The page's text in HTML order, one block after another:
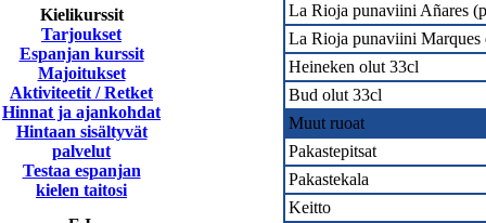
Kielikurssit
Tarjoukset
Espanjan kurssit
Majoitukset
Aktiviteetit / Retket
Hinnat ja ajankohdat
Hintaan sisältyvät
palvelut
Testaa espanjan
kielen taitosi
La Rioja punaviini Añares
La Rioja punaviini Marques
Heineken olut 33cl
Bud olut 33cl
Muut ruoat
Pakastepitsat
Pakastekala
Keitto